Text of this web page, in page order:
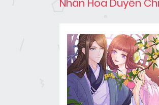
Nhân Hoa Duyên